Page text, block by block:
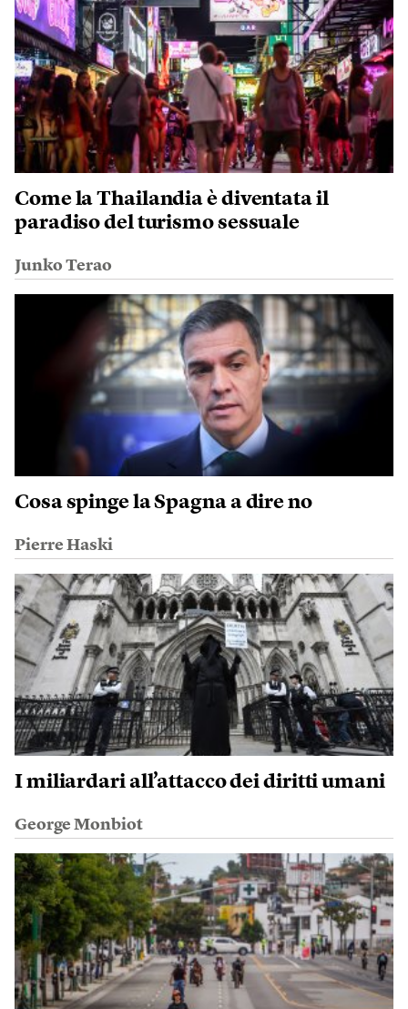
Come la Thailandia è diventata il
paradiso del turismo sessuale
Junko Terao
Cosa spinge la Spagna a dire no
Pierre Haski
I miliardari all’attacco dei diritti umani
George Monbiot